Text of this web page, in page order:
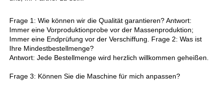
Frage 1: Wie können wir die Qualität garantieren? Antwort:
Immer eine Vorproduktionprobe vor der Massenproduktion;
Immer eine Endprüfung vor der Verschiffung. Frage 2: Was ist
Ihre Mindestbestellmenge?
Antwort: Jede Bestellmenge wird herzlich willkommen geheißen.
Frage 3: Können Sie die Maschine für mich anpassen?